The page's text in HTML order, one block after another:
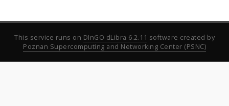
This service runs on DInGO dLibra 6.2.11 software created by
Poznan Supercomputing and Networking Center (PSNC)